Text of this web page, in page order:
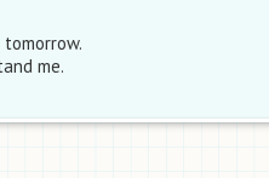
me.